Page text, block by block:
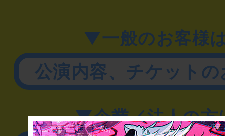
▼一般のお客様
公演内容、チケット
▼企業／法人の方